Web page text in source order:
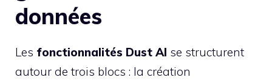
données
Les fonctionnalités Dust AI se structurent
autour de trois blocs : la création